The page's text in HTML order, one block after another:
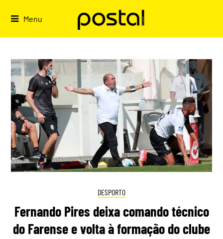
Menu
DESPORTO
Fernando Pires deixa comando técnico
do Farense e volta à formação do clube